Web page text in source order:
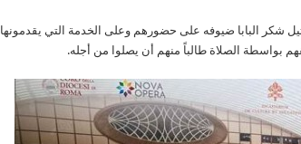
شكر البابا ضيوفه على حضورهم وعلى الخدمة التي يقدمونها
بواسطة الصلاة طالباً منهم أن يصلوا من أجله.